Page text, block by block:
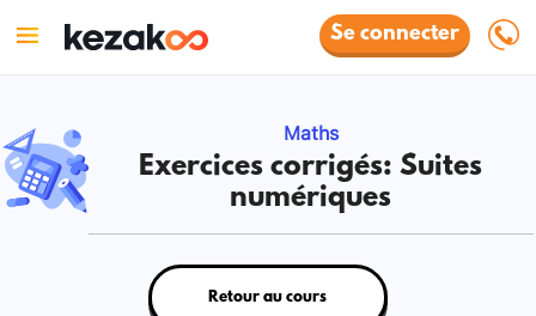
Se connecter
Maths
Exercices corrigés: Suites
numériques
Retour au cours